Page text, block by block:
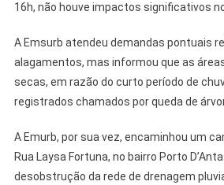
16h, não houve impactos significativos
A Emsurb atendeu demandas pontuais
alagamentos, mas informou que as
secas, em razão do curto período de
registrados chamados por queda de
A Emurb, por sua vez, encaminhou um
Rua Laysa Fortuna, no bairro Porto
desobstrução da rede de drenagem